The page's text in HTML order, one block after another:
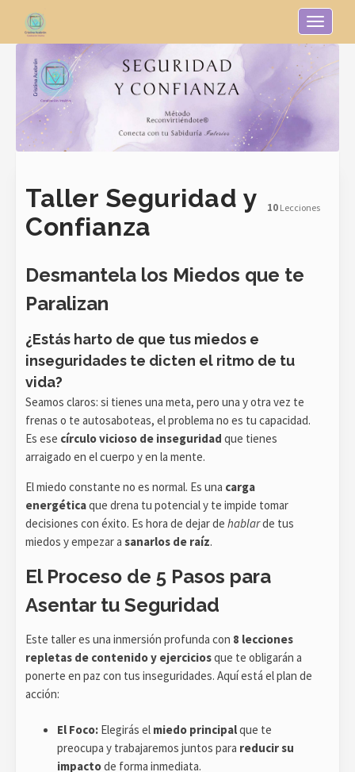
Toggle
Taller Seguridad y
Confianza
Desmantela los Miedos que te
Paralizan
¿Estás harto de que tus miedos e
inseguridades te dicten el ritmo de tu
vida?
Seamos claros: si tienes una meta, pero una y otra vez te
frenas o te autosaboteas, el problema no es tu capacidad.
Es ese círculo vicioso de inseguridad que tienes
arraigado en el cuerpo y en la mente.
El miedo constante no es normal. Es una carga
energéticaque drena tu potencial y te impide tomar
decisiones con éxito. Es hora de dejar de hablarde tus
miedos y empezar a sanarlos de raíz.
El Proceso de 5 Pasos para
Asentar tu Seguridad
Este taller es una inmersión profunda con 8 lecciones
repletas de contenido y ejerciciosque te obligarán a
ponerte en paz con tus inseguridades. Aquí está el plan de
acción:
El Foco: Elegirás el miedo principalque te
preocupa y trabajaremos juntos para reducir su
impactode forma inmediata.
10 Lecciones